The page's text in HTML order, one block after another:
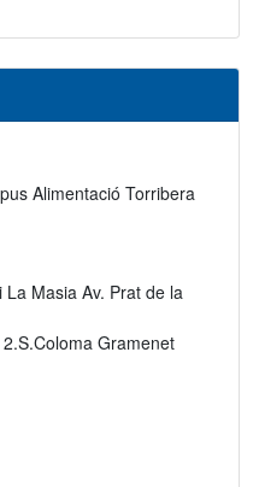
Alimentació Torribera
Masia Av. Prat de la
Gramenet